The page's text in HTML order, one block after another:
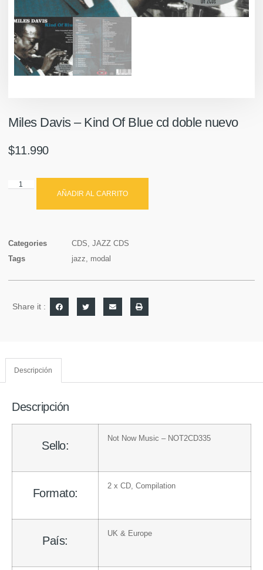
Miles Davis – Kind Of Blue cd doble nuevo
$11.990
AÑADIR AL CARRITO
Categories CDS, JAZZ CDS
Tags
jazz, modal
Share it :
Descripción
Descripción
Sello:
Not Now Music – NOT2CD335
Formato:
2 x CD, Compilation
País:
UK & Europe